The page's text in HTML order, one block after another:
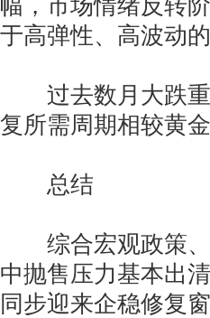
幅，市场情绪反转
于高弹性、高波动
过去数月大跌重
复所需周期相较黄金
总结
综合宏观政策、
中抛售压力基本出
同步迎来企稳修复